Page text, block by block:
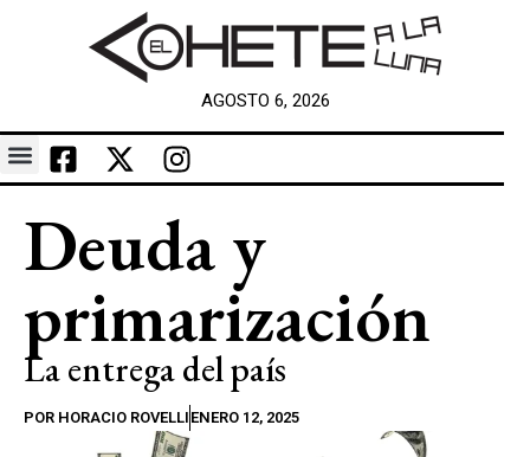
AGOSTO 6, 2026
Deuda y
primarización
La entrega del país
POR HORACIO ROVELLI ENERO 12, 2025